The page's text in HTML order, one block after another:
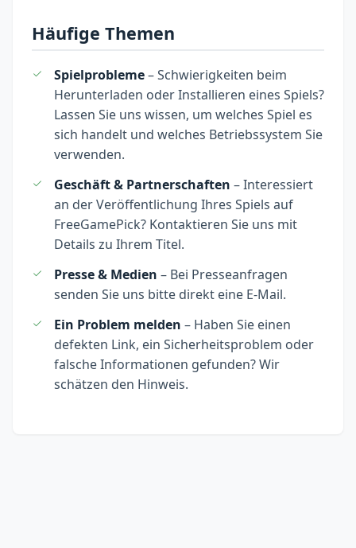
Häufige Themen
Spielprobleme– Schwierigkeiten beim
Herunterladen oder Installieren eines Spiels?
Lassen Sie uns wissen, um welches Spiel es
sich handelt und welches Betriebssystem Sie
verwenden.
Geschäft & Partnerschaften – Interessiert
an der Veröffentlichung Ihres Spiels auf
FreeGamePick? Kontaktieren Sie uns mit
Details zu Ihrem Titel.
Presse & Medien – Bei Presseanfragen
senden Sie uns bitte direkt eine E-Mail.
Ein Problem melden – Haben Sie einen
defekten Link, ein Sicherheitsproblem oder
falsche Informationen gefunden? Wir
schätzen den Hinweis.